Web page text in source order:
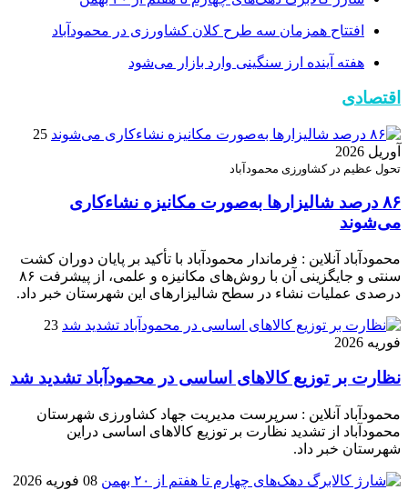
افتتاح همزمان سه طرح کلان کشاورزی در محمودآباد
هفته آینده ارز سنگینی وارد بازار می‌شود
اقتصادی
25
آوریل 2026
تحول عظیم در کشاورزی محمودآباد
۸۶ درصد شالیزارها به‌صورت مکانیزه نشاءکاری
می‌شوند
محمودآباد آنلاین : فرماندار محمودآباد با تأکید بر پایان دوران کشت
سنتی و جایگزینی آن با روش‌های مکانیزه و علمی، از پیشرفت ۸۶
درصدی عملیات نشاء در سطح شالیزارهای این شهرستان خبر داد.
23
فوریه 2026
نظارت بر توزیع کالا‌های اساسی در محمودآباد تشدید شد
محمودآباد آنلاین : سرپرست مدیریت جهاد کشاورزی شهرستان
محمودآباد از تشدید نظارت بر توزیع کالا‌های اساسی دراین
شهرستان خبر داد.
08 فوریه 2026